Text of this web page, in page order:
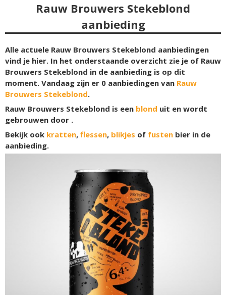
Rauw Brouwers Stekeblond
aanbieding
Alle actuele Rauw Brouwers Stekeblond aanbiedingen
vind je hier. In het onderstaande overzicht zie je of Rauw
Brouwers Stekeblond in de aanbieding is op dit
moment. Vandaag zijn er 0 aanbiedingen van Rauw
Brouwers Stekeblond.
Rauw Brouwers Stekeblond is een blond uit en wordt
gebrouwen door .
Bekijk ook kratten, flessen, blikjes of fusten bier in de
aanbieding.